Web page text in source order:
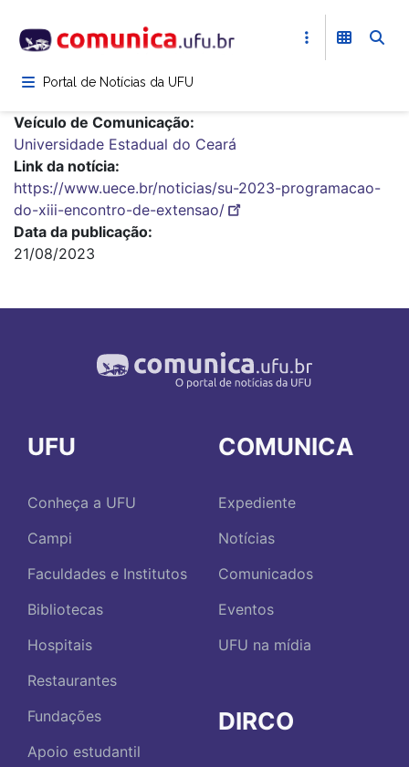
para
conteúdoPortal de Notícias da UFU
Veículo de Comunicação
Universidade Estadual do Ceará
Link da notícia
https://www.uece.br/noticias/su-2023-programacao-
do-xiii-encontro-de-extensao/
Data da publicação
21/08/2023
UFU
Conheça a UFU
Campi
Faculdades e Institutos
Bibliotecas
Hospitais
Restaurantes
Fundações
Apoio estudantil
COMUNICA
Expediente
Notícias
Comunicados
Eventos
UFU na mídia
DIRCO